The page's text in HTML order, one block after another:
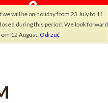
will be on holiday from 23 July to 11
during this period. We look forward
12 August. Odrzuć